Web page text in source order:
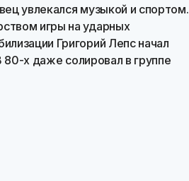
увлекался музыкой и спортом.
игры на ударных
Григорий Лепс начал
80-х даже солировал в группе